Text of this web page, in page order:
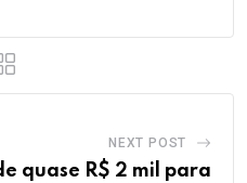
NEXT POST
quase R$ 2 mil para